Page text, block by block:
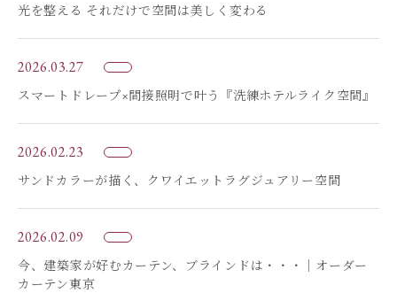
光を整える それだけで空間は美しく変わる
2026.03.27
スマートドレープ×間接照明で叶う『洗練ホテルライク空間』
2026.02.23
サンドカラーが描く、クワイエットラグジュアリー空間
2026.02.09
今、建築家が好むカーテン、ブラインドは・・・｜オーダー
カーテン東京